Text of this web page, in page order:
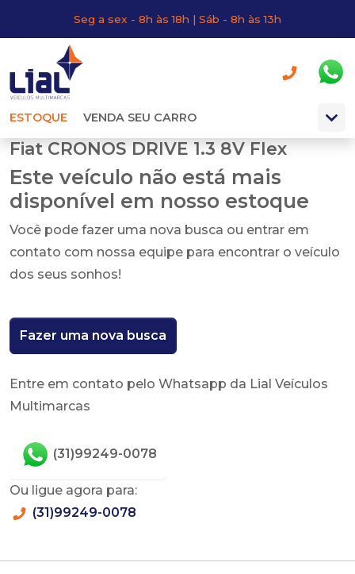
Seg a sex - 8h às 18h | Sáb - 8h às 13h
ESTOQUE VENDA SEU CARRO
Fiat CRONOS DRIVE 1.3 8V Flex
Este veículo não está mais
disponível em nosso estoque
Você pode fazer uma nova busca ou entrar em
contato com nossa equipe para encontrar o veículo
dos seus sonhos!
Fazer uma nova busca
Entre em contato pelo Whatsapp da Lial Veículos
Multimarcas
(31)99249-0078
Ou ligue agora para:
(31)99249-0078